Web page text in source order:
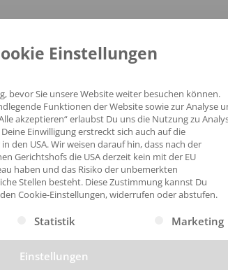
Einstellungen
bevor Sie unsere Website weiter besuchen können.
Funktionen der Website sowie zur Analyse
akzeptieren“ erlaubst Du uns die Nutzung zu
Einwilligung erstreckt sich auch auf die
den USA. Wir weisen darauf hin, dass nach der
Gerichtshofs die USA derzeit kein mit der EU
haben und das Risiko der unbemerkten
Stellen besteht. Diese Zustimmung kannst Du
Cookie-Einstellungen, widerrufen oder abstufen.
Gruppen, für die eine Einwilligung erteilt
Statistik Marketing
Einstellungen